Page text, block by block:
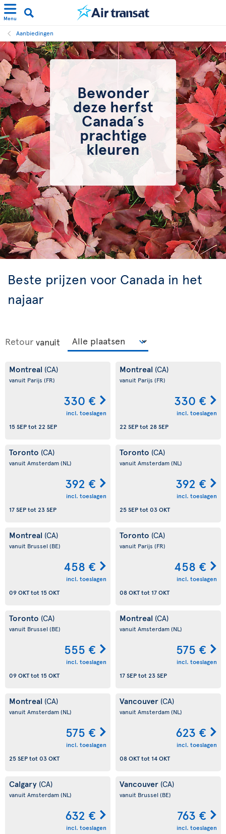
Menu
Aanbiedingen
Bewonder
deze herfst
Canada´s
prachtige
kleuren
Beste prijzen voor Canada in het
najaar
Retour vanuit
Montreal (CA)
vanuit Parijs (FR)
330 €
incl. toeslagen
15 SEPtot 22 SEP
Montreal (CA)
vanuit Parijs (FR)
330 €
incl. toeslagen
22 SEPtot 28 SEP
Toronto (CA)
vanuit Amsterdam(NL)
392 €
incl. toeslagen
17 SEPtot 23 SEP
Toronto (CA)
vanuit Amsterdam(NL)
392 €
incl. toeslagen
25 SEPtot 03 OKT
Montreal (CA)
vanuit Brussel (BE)
458 €
incl. toeslagen
09 OKTtot 15 OKT
Toronto (CA)
vanuit Parijs (FR)
458 €
incl. toeslagen
08 OKTtot 17 OKT
Toronto (CA)
vanuit Brussel (BE)
555 €
incl. toeslagen
09 OKTtot 15 OKT
Montreal (CA)
vanuit Amsterdam(NL)
575 €
incl. toeslagen
17 SEPtot 23 SEP
Montreal (CA)
vanuit Amsterdam(NL)
575 €
incl. toeslagen
25 SEPtot 03 OKT
Vancouver (CA)
vanuit Amsterdam(NL)
623 €
incl. toeslagen
08 OKTtot 14 OKT
Calgary (CA)
vanuit Amsterdam(NL)
632 €
incl. toeslagen
Vancouver (CA)
vanuit Brussel (BE)
763 €
incl. toeslagen